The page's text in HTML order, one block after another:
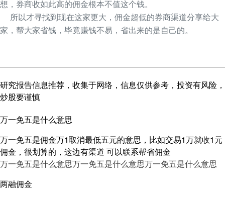
想，券商收如此高的佣金根本不值这个钱。
所以才寻找到现在这家更大，佣金超低的券商渠道分享给大
家，帮大家省钱，毕竟赚钱不易，省出来的是自己的。
研究报告信息推荐，收集于网络，信息仅供参考，投资有风险，
炒股要谨慎
万一免五是什么意思
万一免五是佣金万1取消最低五元的意思，比如交易1万就收1元
佣金，很划算的，这边有渠道 可以联系帮省佣金
万一免五是什么意思万一免五是什么意思万一免五是什么意思
两融佣金